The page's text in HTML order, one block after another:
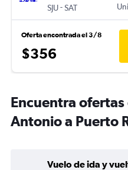
SJU-SAT
Oferta encontrada el 3/8
$356
Encuentra ofertas
Antonio a Puerto
Vuelo de ida y